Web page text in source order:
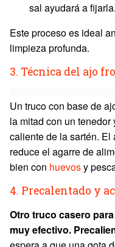
sal ayudará a fijarla.
Este proceso es ideal
limpieza profunda.
3. Técnica del ajo
Un truco con base de
la mitad con un
caliente de la sartén. El
reduce el agarre de
bien con huevosy
4. Precalentado y
Otro truco casero
muy efectivo.